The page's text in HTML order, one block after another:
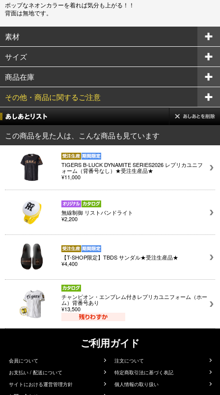
ポップなネオンカラーを着れば気分も上がる！！
背面は無地です。
素材
サイズ
商品在庫
その他・商品に関するご注意
この商品を見た人は、こんな商品も見ています
TIGERS B-LUCK DYNAMITE SERIES2026 レプリカユニフ
ォーム（背番号なし）★受注生産品★
¥11,000
無線制御 リストバンドライト
¥2,200
【T-SHOP限定】TBDS サンダル★受注生産品★
¥4,400
チャンピオン・エンブレム付きレプリカユニフォーム（ホー
ム）背番号あり
¥13,500
ご利用ガイド
会員について
注文について
お支払い / 配送について
特定商取引法に基づく表記
サイトにおける運営管理方針
個人情報の取り扱い